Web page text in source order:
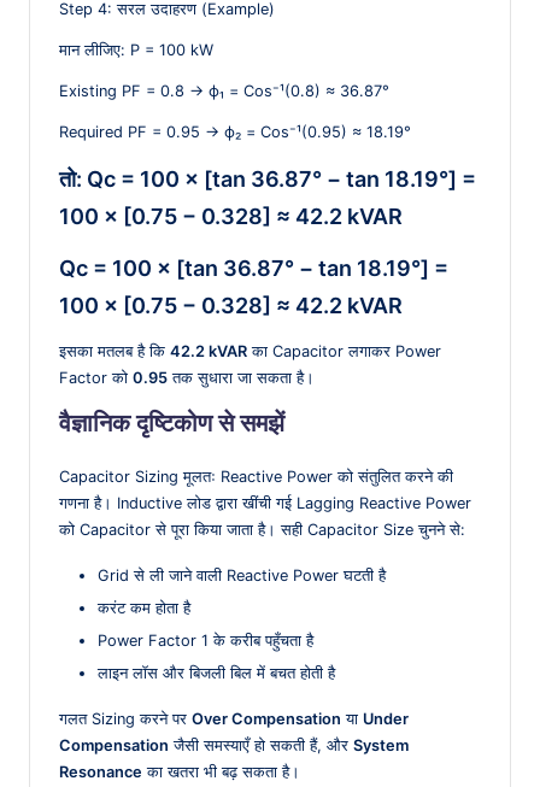
Step 4: सरल उदाहरण (Example)
मान लीजिए: P = 100 kW
Existing PF = 0.8 → ϕ₁ = Cos⁻¹(0.8) ≈ 36.87°
Required PF = 0.95 → ϕ₂ = Cos⁻¹(0.95) ≈ 18.19°
तो: Qc = 100 × [tan 36.87° − tan 18.19°] =
100 × [0.75 − 0.328] ≈ 42.2 kVAR
Qc = 100 × [tan 36.87° − tan 18.19°] =
100 × [0.75 − 0.328] ≈ 42.2 kVAR
इसका मतलब है कि 42.2 kVAR का Capacitor लगाकर Power
Factor को 0.95 तक सुधारा जा सकता है।
वैज्ञानिक दृष्टिकोण से समझें
Capacitor Sizing मूलतः Reactive Power को संतुलित करने की
गणना है। Inductive लोड द्वारा खींची गई Lagging Reactive Power
को Capacitor से पूरा किया जाता है। सही Capacitor Size चुनने से:
Grid से ली जाने वाली Reactive Power घटती है
करंट कम होता है
Power Factor 1 के करीब पहुँचता है
लाइन लॉस और बिजली बिल में बचत होती है
गलत Sizing करने पर Over Compensation या Under
Compensation जैसी समस्याएँ हो सकती हैं, और System
Resonance का खतरा भी बढ़ सकता है।